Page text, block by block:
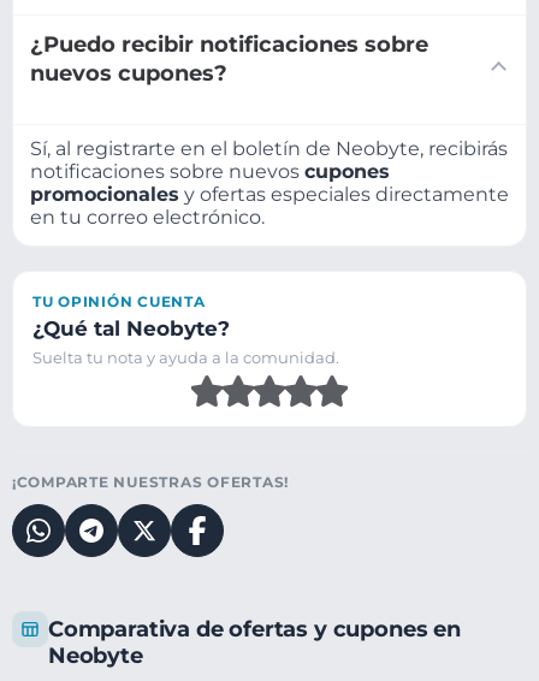
¿Puedo recibir notificaciones sobre
nuevos cupones?
Sí, al registrarte en el boletín de Neobyte, recibirás
notificaciones sobre nuevos cupones
promocionales y ofertas especiales directamente
en tu correo electrónico.
Comparativa de ofertas y cupones en
Neobyte
TU OPINIÓN CUENTA
¿Qué tal Neobyte?
Suelta tu nota y ayuda a la comunidad.
¡COMPARTE NUESTRAS OFERTAS!